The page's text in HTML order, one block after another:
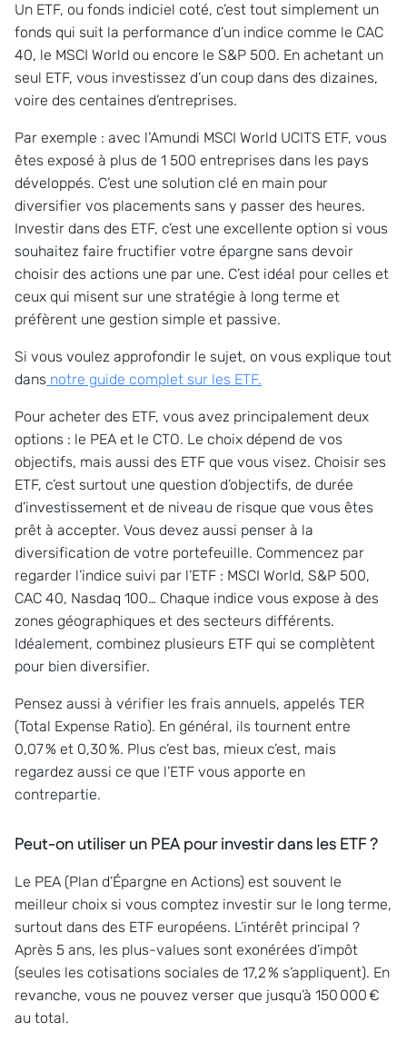
Un ETF, ou fonds indiciel coté, c’est tout simplement un
fonds qui suit la performance d’un indice comme le CAC
40, le MSCI World ou encore le S&P 500. En achetant un
seul ETF, vous investissez d’un coup dans des dizaines,
voire des centaines d’entreprises.
Par exemple : avec l’Amundi MSCI World UCITS ETF, vous
êtes exposé à plus de 1 500 entreprises dans les pays
développés. C’est une solution clé en main pour
diversifier vos placements sans y passer des heures.
Investir dans des ETF, c’est une excellente option si vous
souhaitez faire fructifier votre épargne sans devoir
choisir des actions une par une. C’est idéal pour celles et
ceux qui misent sur une stratégie à long terme et
préfèrent une gestion simple et passive.
Si vous voulez approfondir le sujet, on vous explique tout
dans notre guide complet sur les ETF.
Pour acheter des ETF, vous avez principalement deux
options : le PEA et le CTO. Le choix dépend de vos
objectifs, mais aussi des ETF que vous visez. Choisir ses
ETF, c’est surtout une question d’objectifs, de durée
d’investissement et de niveau de risque que vous êtes
prêt à accepter. Vous devez aussi penser à la
diversification de votre portefeuille. Commencez par
regarder l’indice suivi par l’ETF : MSCI World, S&P 500,
CAC 40, Nasdaq 100… Chaque indice vous expose à des
zones géographiques et des secteurs différents.
Idéalement, combinez plusieurs ETF qui se complètent
pour bien diversifier.
Pensez aussi à vérifier les frais annuels, appelés TER
(Total Expense Ratio). En général, ils tournent entre
0,07 % et 0,30 %. Plus c’est bas, mieux c’est, mais
regardez aussi ce que l’ETF vous apporte en
contrepartie.
Peut-on utiliser un PEA pour investir dans les ETF ?
Le PEA (Plan d’Épargne en Actions) est souvent le
meilleur choix si vous comptez investir sur le long terme,
surtout dans des ETF européens. L’intérêt principal ?
Après 5 ans, les plus-values sont exonérées d’impôt
(seules les cotisations sociales de 17,2 % s’appliquent). En
revanche, vous ne pouvez verser que jusqu’à 150 000 €
au total.